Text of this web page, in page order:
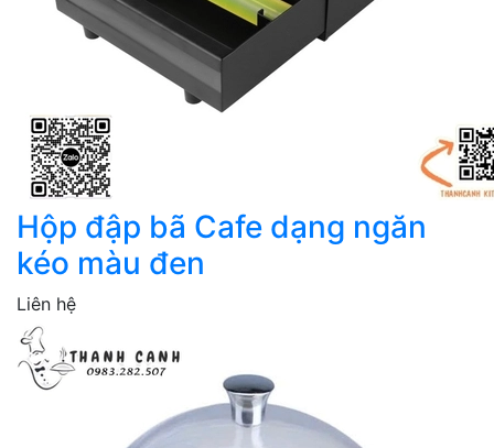
Hộp đập bã Cafe dạng ngăn
kéo màu đen
Liên hệ